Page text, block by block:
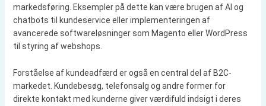
markedsføring. Eksempler på dette kan være brugen af AI og
chatbots til kundeservice eller implementeringen af
avancerede softwareløsninger som Magento eller WordPress
til styring af webshops.
Forståelse af kundeadfærd er også en central del af B2C-
markedet. Kundebesøg, telefonsalg og andre former for
direkte kontakt med kunderne giver værdifuld indsigt i deres